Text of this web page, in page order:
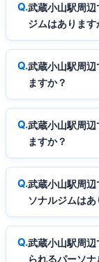
武蔵小山駅周
ジムはあります
武蔵小山駅周
ますか？
武蔵小山駅周辺
ますか？
武蔵小山駅周
ソナルジムはあ
武蔵小山駅周
られるパーソ